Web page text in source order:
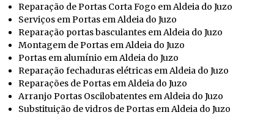
Reparação de Portas Corta Fogo em Aldeia do Juzo
Serviços em Portas em Aldeia do Juzo
Reparação portas basculantes em Aldeia do Juzo
Montagem de Portas em Aldeia do Juzo
Portas em alumínio em Aldeia do Juzo
Reparação fechaduras elétricas em Aldeia do Juzo
Reparações de Portas em Aldeia do Juzo
Arranjo Portas Oscilobatentes em Aldeia do Juzo
Substituição de vidros de Portas em Aldeia do Juzo